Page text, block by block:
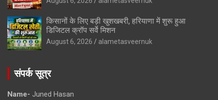
किसानों के लिए बड़ी खुशखबरी, हरियाणा में शुरू हुआ
डिजिटल क्रॉप सर्वे मिशन
August 6, 2026 alametasveernuk
संपर्क सूत्र
Name- Juned Hasan